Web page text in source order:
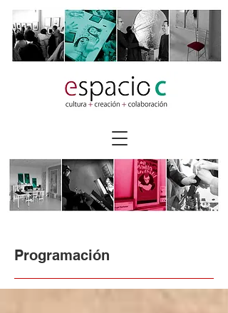
Programación